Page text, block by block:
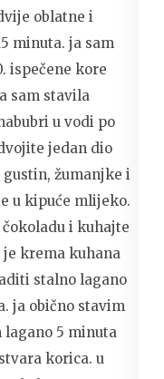
oblatne i
minuta. ja sam
ispečene kore
sam stavila
u vodi po
jedan dio
žumanjke i
u kipuće mlijeko.
i kuhajte
krema kuhana
stalno lagano
ja obično stavim
lagano 5 minuta
korica. u